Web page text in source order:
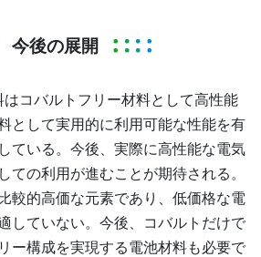
今後の展開
コバルトフリー材料として高性能
として実用的に利用可能な性能を有
ている。今後、実際に高性能な電気
ての利用が進むことが期待される。
較的高価な元素であり、低価格な電
していない。今後、コバルトだけで
ー構成を実現する電池材料も必要で